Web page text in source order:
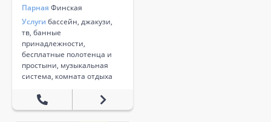
Парная Финская
Услуги бассейн, джакузи,
тв, банные
принадлежности,
бесплатные полотенца и
простыни, музыкальная
система, комната отдыха